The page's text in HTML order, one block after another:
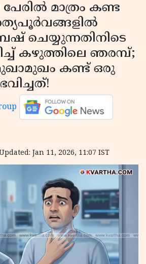
മാത്രം കണ്ട
ചെയ്യുന്നതിനിടെ
കഴുത്തിലെ ഞരമ്പ്;
കണ്ട് ഒരു
Jan 11, 2026, 11:07 IST